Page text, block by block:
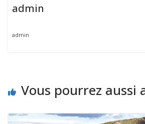
admin
admin
Vous pourrez aussi